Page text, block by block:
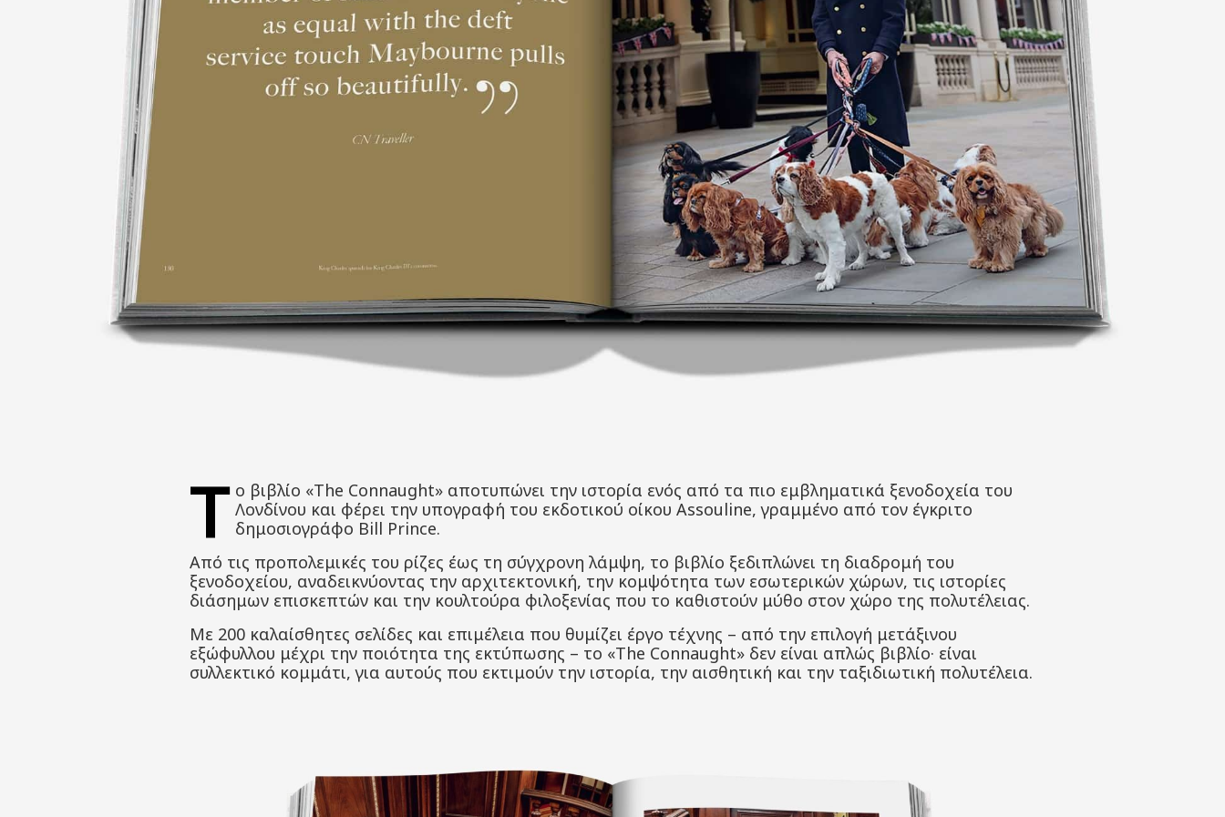
Τ ο βιβλίο «The Connaught» αποτυπώνει την ιστορία ενός από τα πιο εμβληματικά ξενοδοχεία του
Λονδίνου και φέρει την υπογραφή του εκδοτικού οίκου Assouline, γραμμένο από τον έγκριτο
δημοσιογράφο Bill Prince.
Από τις προπολεμικές του ρίζες έως τη σύγχρονη λάμψη, το βιβλίο ξεδιπλώνει τη διαδρομή του
ξενοδοχείου, αναδεικνύοντας την αρχιτεκτονική, την κομψότητα των εσωτερικών χώρων, τις ιστορίες
διάσημων επισκεπτών και την κουλτούρα φιλοξενίας που το καθιστούν μύθο στον χώρο της πολυτέλειας.
Με 200 καλαίσθητες σελίδες και επιμέλεια που θυμίζει έργο τέχνης – από την επιλογή μετάξινου
εξώφυλλου μέχρι την ποιότητα της εκτύπωσης – το «The Connaught» δεν είναι απλώς βιβλίο· είναι
συλλεκτικό κομμάτι, για αυτούς που εκτιμούν την ιστορία, την αισθητική και την ταξιδιωτική πολυτέλεια.